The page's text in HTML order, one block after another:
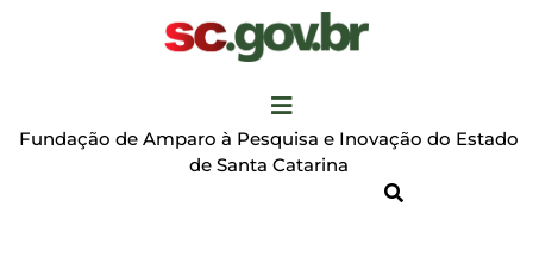
Fundação de Amparo à Pesquisa e Inovação do Estado
de Santa Catarina